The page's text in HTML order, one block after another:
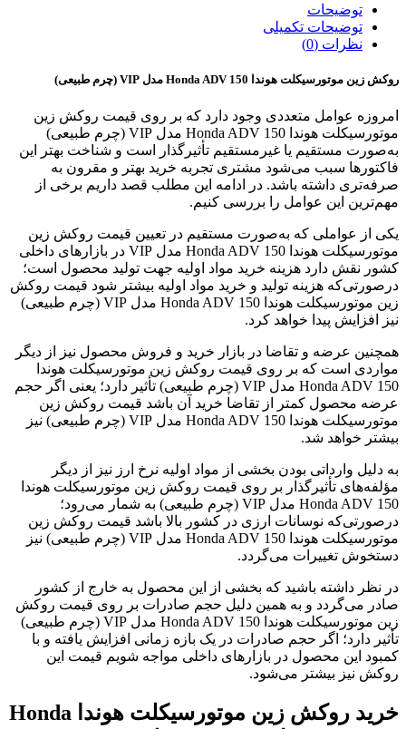
توضیحات
توضیحات تکمیلی
نظرات (0)
روکش زین موتورسیکلت هوندا Honda ADV 150 مدل VIP (چرم طبیعی)
امروزه عوامل متعددی وجود دارد که بر روی قیمت روکش زین
موتورسیکلت هوندا Honda ADV 150 مدل VIP (چرم طبیعی)
به‌صورت مستقیم یا غیرمستقیم تأثیرگذار است و شناخت بهتر این
فاکتور‌ها سبب می‌شود مشتری تجربه خرید بهتر و مقرون به
صرفه‌تری داشته باشد. در ادامه این مطلب قصد داریم برخی از
مهم‌ترین این عوامل را بررسی کنیم.
یکی از عواملی که به‌صورت مستقیم در تعیین قیمت روکش زین
موتورسیکلت هوندا Honda ADV 150 مدل VIP در بازار‌های داخلی
کشور نقش دارد هزینه خرید مواد اولیه جهت تولید محصول است؛
درصورتی‌که هزینه تولید و خرید مواد اولیه بیشتر شود قیمت روکش
زین موتورسیکلت هوندا Honda ADV 150 مدل VIP (چرم طبیعی)
نیز افزایش پیدا خواهد کرد.
همچنین عرضه و تقاضا در بازار خرید و فروش محصول نیز از دیگر
مواردی است که بر روی قیمت روکش زین موتورسیکلت هوندا
Honda ADV 150 مدل VIP (چرم طبیعی) تأثیر دارد؛ یعنی اگر حجم
عرضه محصول کمتر از تقاضا خرید آن باشد قیمت روکش زین
موتورسیکلت هوندا Honda ADV 150 مدل VIP (چرم طبیعی) نیز
بیشتر خواهد شد.
به دلیل وارداتی بودن بخشی از مواد اولیه نرخ ارز نیز از دیگر
مؤلفه‌های تأثیرگذار بر روی قیمت روکش زین موتورسیکلت هوندا
Honda ADV 150 مدل VIP (چرم طبیعی) به شمار می‌رود؛
درصورتی‌که نوسانات ارزی در کشور بالا باشد قیمت روکش زین
موتورسیکلت هوندا Honda ADV 150 مدل VIP (چرم طبیعی) نیز
دستخوش تغییرات می‌گردد.
در نظر داشته باشید که بخشی از این محصول به خارج از کشور
صادر می‌گردد و به همین دلیل حجم صادرات بر روی قیمت روکش
زین موتورسیکلت هوندا Honda ADV 150 مدل VIP (چرم طبیعی)
تأثیر دارد؛ اگر حجم صادرات در یک بازه زمانی افزایش یافته و با
کمبود این محصول در بازار‌های داخلی مواجه شویم قیمت این
روکش نیز بیشتر می‌شود.
خرید روکش زین موتورسیکلت هوندا Honda